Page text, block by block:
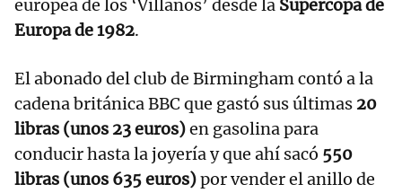
europea de los ‘Villanos’ desde la Supercopa de
Europa de 1982.
El abonado del club de Birmingham contó a la
cadena británica BBC que gastó sus últimas 20
libras (unos 23 euros)en gasolina para
conducir hasta la joyería y que ahí sacó 550
libras (unos 635 euros)por vender el anillo de